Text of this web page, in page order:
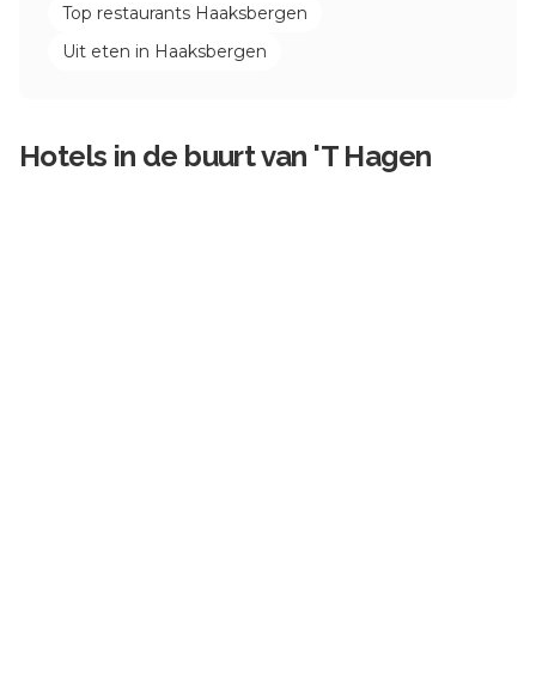
Top restaurants Haaksbergen
Uit eten in Haaksbergen
Hotels in de buurt van 'T Hagen